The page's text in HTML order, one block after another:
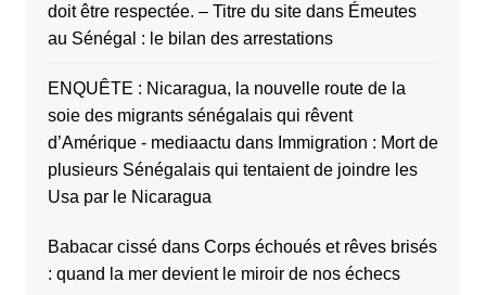
doit être respectée. – Titre du sitedans Émeutes
au Sénégal : le bilan des arrestations
ENQUÊTE : Nicaragua, la nouvelle route de la
soie des migrants sénégalais qui rêvent
d’Amérique - mediaactu dans Immigration : Mort de
plusieurs Sénégalais qui tentaient de joindre les
Usa par le Nicaragua
Babacar cissédans Corps échoués et rêves brisés
: quand la mer devient le miroir de nos échecs